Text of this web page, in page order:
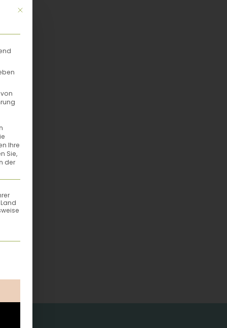
Mit diesem Button wird der Dialog geschlossen. Seine
Ihre
Sie,
der
erteilt werden kann. Die erste Service-Gruppe ist